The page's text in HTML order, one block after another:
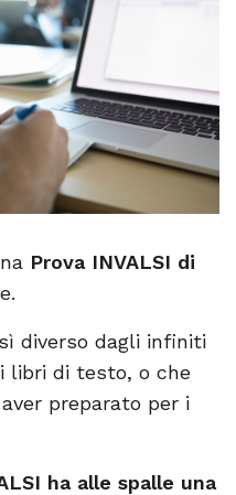
Prova INVALSI di
diverso dagli infiniti
libri di testo, o che
preparato per i
ha alle spalle una